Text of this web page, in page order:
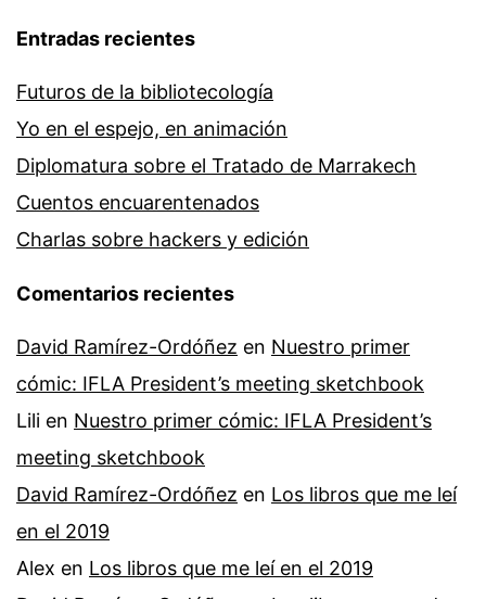
Entradas recientes
Futuros de la bibliotecología
Yo en el espejo, en animación
Diplomatura sobre el Tratado de Marrakech
Cuentos encuarentenados
Charlas sobre hackers y edición
Comentarios recientes
David Ramírez-Ordóñez en Nuestro primer
cómic: IFLA President’s meeting sketchbook
Lili en Nuestro primer cómic: IFLA President’s
meeting sketchbook
David Ramírez-Ordóñez en Los libros que me leí
en el 2019
Alex en Los libros que me leí en el 2019